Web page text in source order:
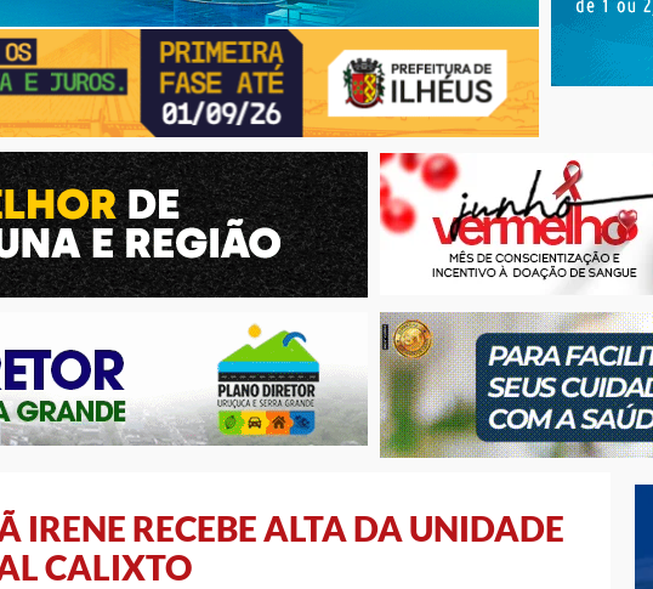
IRENE RECEBE ALTA DA UNIDADE
CALIXTO